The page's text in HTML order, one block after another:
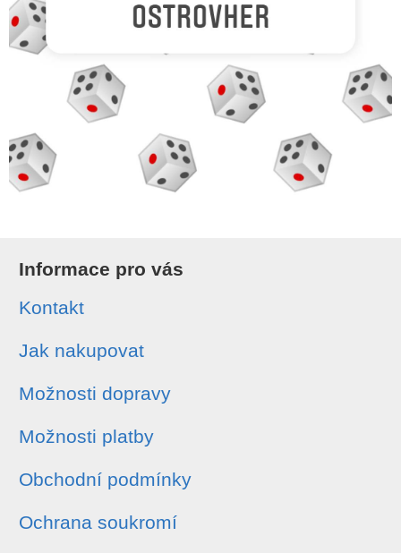
Informace pro vás
Kontakt
Jak nakupovat
Možnosti dopravy
Možnosti platby
Obchodní podmínky
Ochrana soukromí